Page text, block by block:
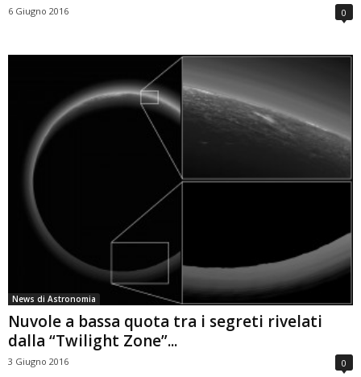
6 Giugno 2016 0
News di Astronomia
Nuvole a bassa quota tra i segreti rivelati
dalla “Twilight Zone”...
3 Giugno 2016 0